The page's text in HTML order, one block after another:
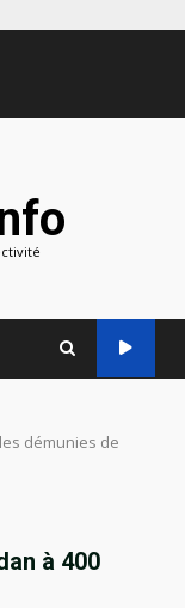
démunies de
à 400